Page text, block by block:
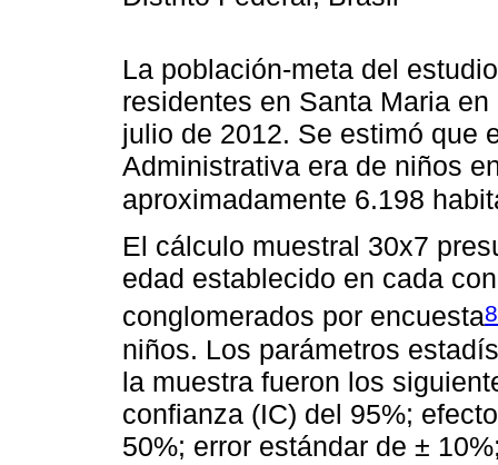
La población-meta del
residentes en Santa Maria
julio de 2012. Se estimó que
Administrativa era de niños
aproximadamente 6.198
El cálculo muestral 30x7
edad establecido en cada
conglomerados por encuesta8
niños. Los parámetros
la muestra fueron los
confianza (IC) del 95%;
50%; error estándar de ±